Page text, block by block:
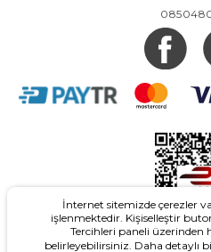
İnternet sitemizde çerezler
işlenmektedir. Kişiselleştir
Tercihleri paneli
belirleyebilirsiniz. Daha detaylı